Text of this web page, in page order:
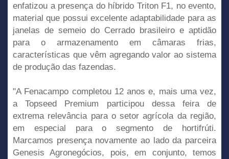
enfatizou a presença do híbrido Triton F1, no evento,
material que possui excelente adaptabilidade para as
janelas de semeio do Cerrado brasileiro e aptidão
para o armazenamento em câmaras frias,
características que vêm agregando valor ao sistema
de produção das fazendas.
"A Fenacampo completou 12 anos e, mais uma vez,
a Topseed Premium participou dessa feira de
extrema relevância para o setor agrícola da região,
em especial para o segmento de hortifrúti.
Marcamos presença novamente ao lado da parceira
Genesis Agronegócios, pois, em conjunto, temos